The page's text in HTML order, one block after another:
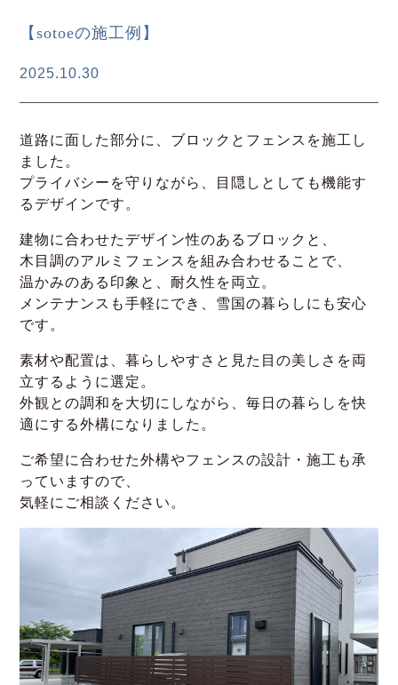
【sotoeの施工例】
2025.10.30
道路に面した部分に、ブロックとフェンスを施工し
ました。
プライバシーを守りながら、目隠しとしても機能す
るデザインです。
建物に合わせたデザイン性のあるブロックと、
木目調のアルミフェンスを組み合わせることで、
温かみのある印象と、耐久性を両立。
メンテナンスも手軽にでき、雪国の暮らしにも安心
です。
素材や配置は、暮らしやすさと見た目の美しさを両
立するように選定。
外観との調和を大切にしながら、毎日の暮らしを快
適にする外構になりました。
ご希望に合わせた外構やフェンスの設計・施工も承
っていますので、
気軽にご相談ください。